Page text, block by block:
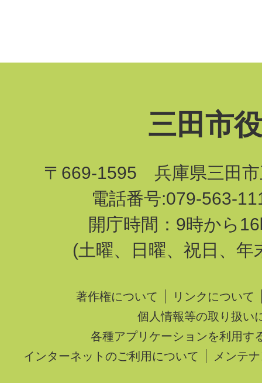
三田市
〒669-1595 兵庫県三田市
電話番号:079-563-
開庁時間：9時から
(土曜、日曜、祝日、年
著作権について
リンクについて
個人情報等の取り扱い
各種アプリケーションを利用す
インターネットのご利用について
メンテ